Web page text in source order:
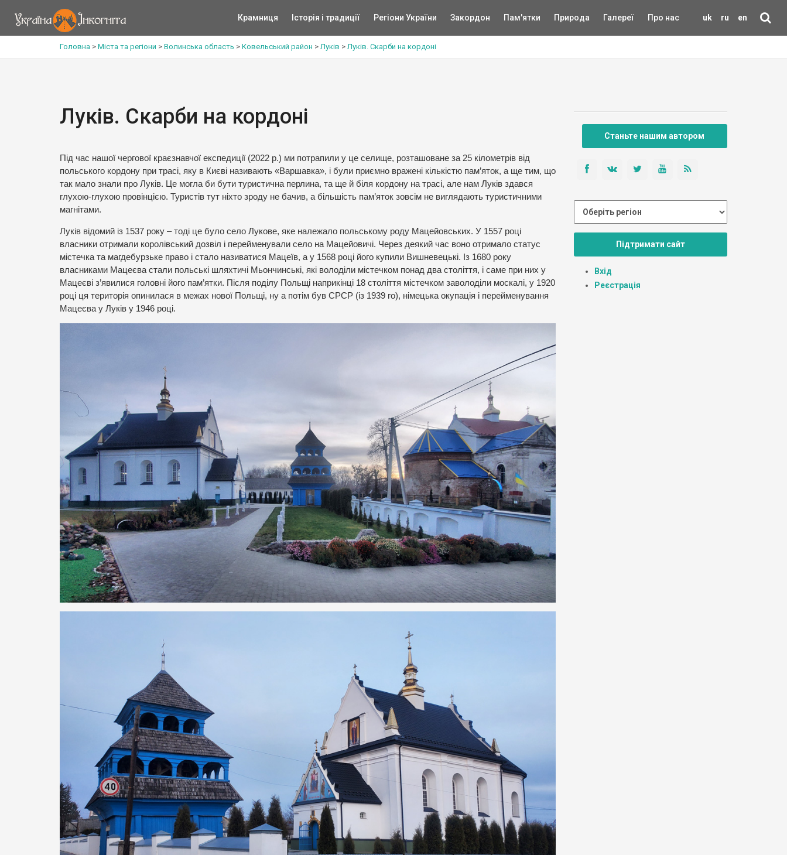
uk ru en
Крамниця Історія і традиції Регіони України Закордон Пам'ятки Природа Галереї Про нас
Головна > Міста та регіони > Волинська область > Ковельський район >Луків >Луків. Скарби на кордоні
Луків. Скарби на кордоні
Під час нашої чергової краєзнавчої експедиції (2022 р.) ми потрапили у це селище, розташоване за 25 кілометрів від
польського кордону при трасі, яку в Києві називають «Варшавка», і були приємно вражені кількістю пам’яток, а ще тим, що
так мало знали про Луків. Це могла би бути туристична перлина, та ще й біля кордону на трасі, але нам Луків здався
глухою-глухою провінцією. Туристів тут ніхто зроду не бачив, а більшість пам’яток зовсім не виглядають туристичними
магнітами.
Луків відомий із 1537 року – тоді це було село Лукове, яке належало польському роду Мацейовських. У 1557 році
власники отримали королівський дозвіл і перейменували село на Мацейовичі. Через деякий час воно отримало статус
містечка та магдебурзьке право і стало називатися Мацеїв, а у 1568 році його купили Вишневецькі. Із 1680 року
власниками Мацеєва стали польські шляхтичі Мьончинські, які володіли містечком понад два століття, і саме при них у
Мацеєві з’явилися головні його пам’ятки. Після поділу Польщі наприкінці 18 століття містечком заволоділи москалі, у 1920
році ця територія опинилася в межах нової Польщі, ну а потім був СРСР (із 1939 го), німецька окупація і перейменування
Мацеєва у Луків у 1946 році.
Станьте нашим автором
Підтримати сайт
Вхід
Реєстрація